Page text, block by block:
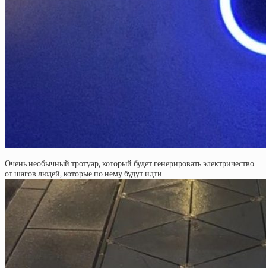
Очень необычный тротуар, который будет генерировать электричество
от шагов людей, которые по нему будут идти